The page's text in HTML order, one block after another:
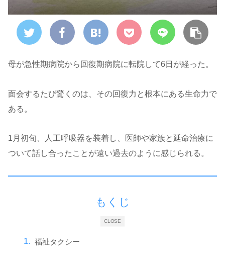
母が急性期病院から回復期病院に転院して6日が経った。
面会するたび驚くのは、その回復力と根本にある生命力で
ある。
1月初旬、人工呼吸器を装着し、医師や家族と延命治療に
ついて話し合ったことが遠い過去のように感じられる。
CLOSE
もくじ
福祉タクシー